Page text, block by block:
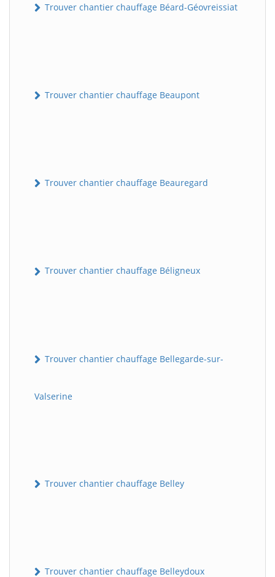
Trouver chantier chauffage Béard-Géovreissiat
Trouver chantier chauffage Beaupont
Trouver chantier chauffage Beauregard
Trouver chantier chauffage Béligneux
Trouver chantier chauffage Bellegarde-sur-
Valserine
Trouver chantier chauffage Belley
Trouver chantier chauffage Belleydoux